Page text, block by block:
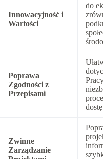
Innowacyjność i
Wartości
do
Poprawa
Zgodności z
Przepisami
Zwinne
Zarządzanie